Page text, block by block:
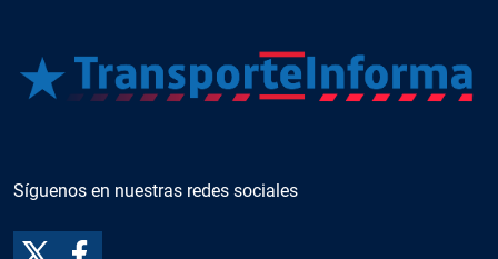
Síguenos en nuestras redes sociales